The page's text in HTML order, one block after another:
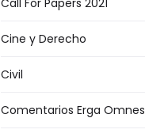
Call For Papers 2021
Cine y Derecho
Civil
Comentarios Erga Omnes